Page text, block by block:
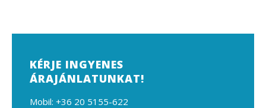
KÉRJE INGYENES
ÁRAJÁNLATUNKAT!
Mobil: +36 20 5155-622